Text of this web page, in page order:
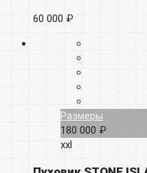
60 000 ₽
Размеры
180 000 ₽
xxl